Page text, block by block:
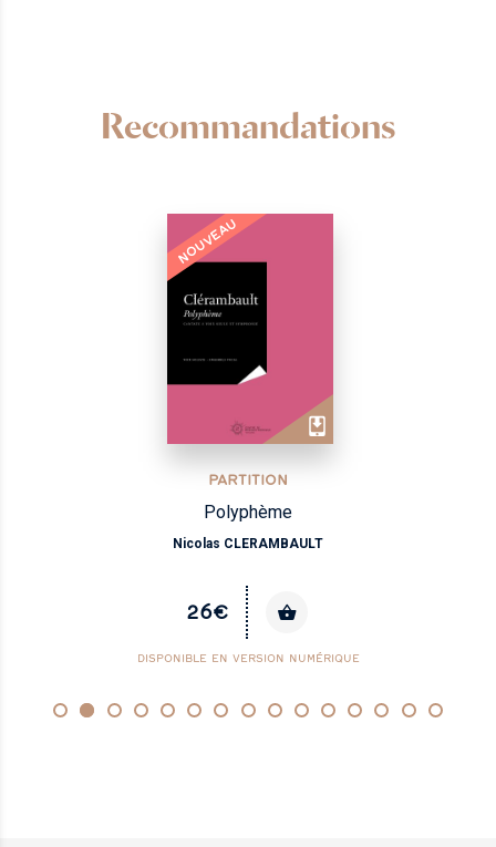
Recommandations
NOUVEAU
PARTITION
Polyphème
Nicolas CLERAMBAULT
26€
DISPONIBLE EN VERSION NUMÉRIQUE